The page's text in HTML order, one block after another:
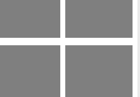
Laporan
71 Komen Giveaway